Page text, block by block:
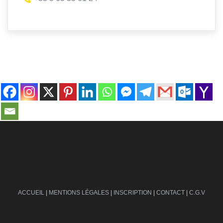
ACCUEIL | MENTIONS LÉGALES | INSCRIPTION | CONTACT | C.G.V